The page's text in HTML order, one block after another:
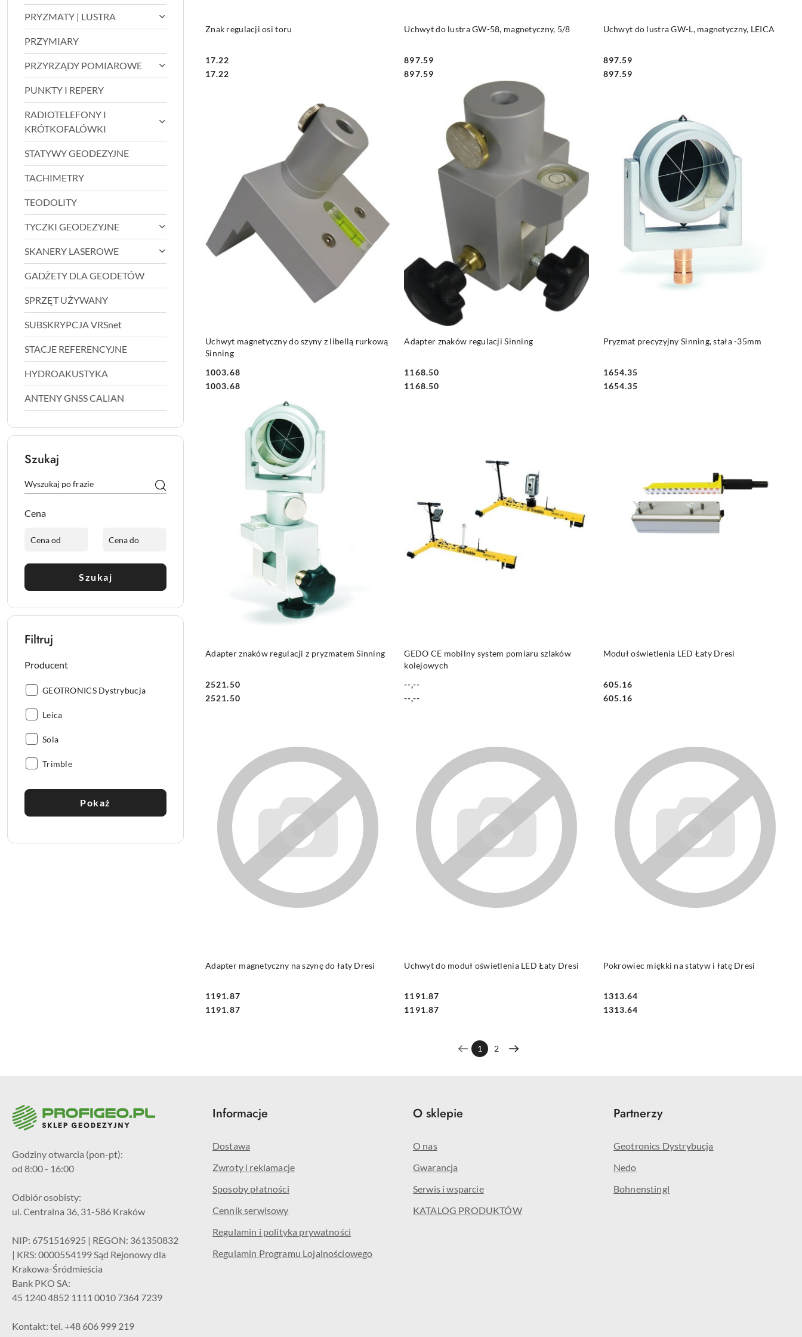
PRYZMATY | LUSTRA
PRZYMIARY
PRZYRZĄDY POMIAROWE
PUNKTY I REPERY
RADIOTELEFONY I
KRÓTKOFALÓWKI
STATYWY GEODEZYJNE
TACHIMETRY
TEODOLITY
TYCZKI GEODEZYJNE
SKANERY LASEROWE
GADŻETY DLA GEODETÓW
SPRZĘT UŻYWANY
SUBSKRYPCJA VRSnet
STACJE REFERENCYJNE
HYDROAKUSTYKA
ANTENY GNSS CALIAN
Szukaj
Cena
Szukaj
Filtruj
Producent
Producent:
GEOTRONICS Dystrybucja
Producent:
Leica
Producent:
Sola
Producent:
Trimble
Pokaż
Znak regulacji osi toru
Cena:
17.22
Cena:
17.22
Uchwyt do lustra GW-58, magnetyczny, 5/8
Cena:
897.59
Cena:
897.59
Uchwyt do lustra GW-L, magnetyczny, LEICA
Cena:
897.59
Cena:
897.59
Uchwyt magnetyczny do szyny z libellą rurkową
Sinning
Cena:
1003.68
Cena:
1003.68
Adapter znaków regulacji Sinning
Cena:
1168.50
Cena:
1168.50
Pryzmat precyzyjny Sinning, stała -35mm
Cena:
1654.35
Cena:
1654.35
Adapter znaków regulacji z pryzmatem Sinning
Cena:
2521.50
Cena:
2521.50
GEDO CE mobilny system pomiaru szlaków
kolejowych
Cena:
--,--
Cena:
--,--
Moduł oświetlenia LED Łaty Dresi
Cena:
605.16
Cena:
605.16
Adapter magnetyczny na szynę do łaty Dresi
Cena:
1191.87
Cena:
1191.87
Uchwyt do moduł oświetlenia LED Łaty Dresi
Cena:
1191.87
Cena:
1191.87
Pokrowiec miękki na statyw i łatę Dresi
Cena:
1313.64
Cena:
1313.64
1 2
Godziny otwarcia (pon-pt):
od 8:00 - 16:00
Odbiór osobisty:
ul. Centralna 36, 31-586 Kraków
NIP: 6751516925 | REGON: 361350832
| KRS: 0000554199 Sąd Rejonowy dla
Krakowa-Śródmieścia
Bank PKO SA:
45 1240 4852 1111 0010 7364 7239
Kontakt: tel. +48 606 999 219
Informacje
Dostawa
Zwroty i reklamacje
Sposoby płatności
Cennik serwisowy
Regulamin i polityka prywatności
Regulamin Programu Lojalnościowego
O sklepie
O nas
Gwarancja
Serwis i wsparcie
KATALOG PRODUKTÓW
Partnerzy
Geotronics Dystrybucja
Nedo
Bohnenstingl